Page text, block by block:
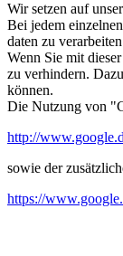
Wir setzen auf
Bei jedem
daten zu
Wenn Sie mit
zu verhindern.
können.
Die Nutzung von
http://
sowie der
https://